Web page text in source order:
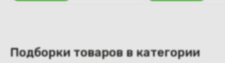
Подборки товаров в категории